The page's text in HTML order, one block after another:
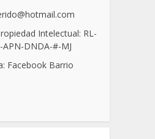
Intelectual: RL-
APN-DNDA-#-MJ
Facebook Barrio